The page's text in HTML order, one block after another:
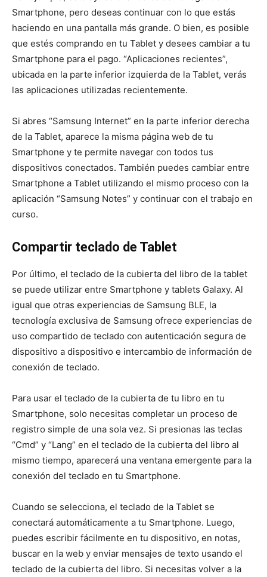
Smartphone, pero deseas continuar con lo que estás
haciendo en una pantalla más grande. O bien, es posible
que estés comprando en tu Tablet y desees cambiar a tu
Smartphone para el pago. “Aplicaciones recientes”,
ubicada en la parte inferior izquierda de la Tablet, verás
las aplicaciones utilizadas recientemente.
Si abres “Samsung Internet” en la parte inferior derecha
de la Tablet, aparece la misma página web de tu
Smartphone y te permite navegar con todos tus
dispositivos conectados. También puedes cambiar entre
Smartphone a Tablet utilizando el mismo proceso con la
aplicación “Samsung Notes” y continuar con el trabajo en
curso.
Compartir teclado de Tablet
Por último, el teclado de la cubierta del libro de la tablet
se puede utilizar entre Smartphone y tablets Galaxy. Al
igual que otras experiencias de Samsung BLE, la
tecnología exclusiva de Samsung ofrece experiencias de
uso compartido de teclado con autenticación segura de
dispositivo a dispositivo e intercambio de información de
conexión de teclado.
Para usar el teclado de la cubierta de tu libro en tu
Smartphone, solo necesitas completar un proceso de
registro simple de una sola vez. Si presionas las teclas
“Cmd” y “Lang” en el teclado de la cubierta del libro al
mismo tiempo, aparecerá una ventana emergente para la
conexión del teclado en tu Smartphone.
Cuando se selecciona, el teclado de la Tablet se
conectará automáticamente a tu Smartphone. Luego,
puedes escribir fácilmente en tu dispositivo, en notas,
buscar en la web y enviar mensajes de texto usando el
teclado de la cubierta del libro. Si necesitas volver a la